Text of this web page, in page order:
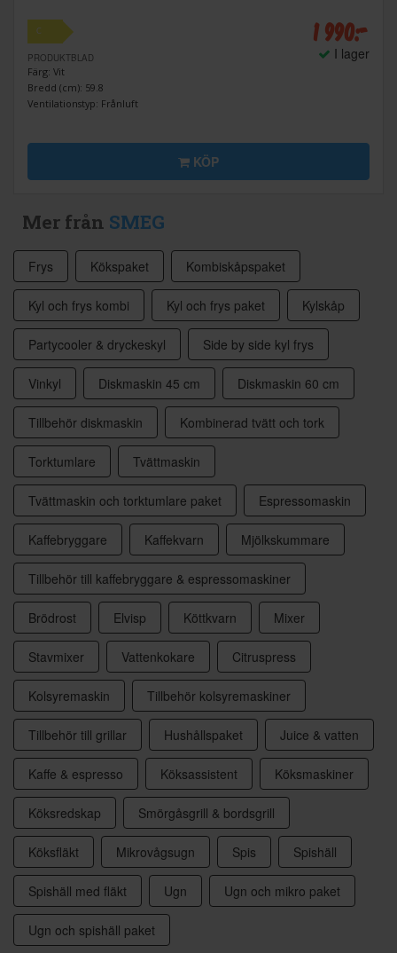
C
PRODUKTBLAD
Färg: Vit
Bredd (cm): 59.8
Ventilationstyp: Frånluft
1 990:-
I lager
KÖP
Mer från SMEG
Frys Kökspaket Kombiskåpspaket
Kyl och frys kombi Kyl och frys paket Kylskåp
Partycooler & dryckeskyl Side by side kyl frys
Vinkyl Diskmaskin 45 cm Diskmaskin 60 cm
Tillbehör diskmaskin Kombinerad tvätt och tork
Torktumlare Tvättmaskin
Tvättmaskin och torktumlare paket Espressomaskin
Kaffebryggare Kaffekvarn Mjölkskummare
Tillbehör till kaffebryggare & espressomaskiner
Brödrost Elvisp Köttkvarn Mixer
Stavmixer Vattenkokare Citruspress
Kolsyremaskin Tillbehör kolsyremaskiner
Tillbehör till grillar Hushållspaket Juice & vatten
Kaffe & espresso Köksassistent Köksmaskiner
Köksredskap Smörgåsgrill & bordsgrill
Köksfläkt Mikrovågsugn Spis Spishäll
Spishäll med fläkt Ugn Ugn och mikro paket
Ugn och spishäll paket